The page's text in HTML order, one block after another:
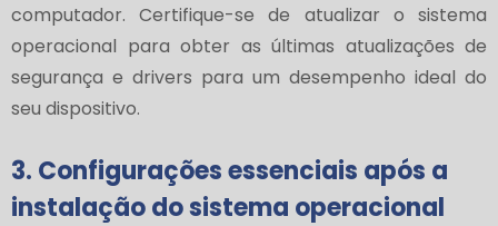
computador. Certifique-se de atualizar o sistema
operacional para obter as últimas atualizações de
segurança e drivers para um desempenho ideal do
seu dispositivo.
3. Configurações essenciais após a
instalação do sistema operacional